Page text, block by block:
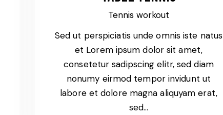
Tennis workout
Sed ut perspiciatis unde omnis iste natus
et Lorem ipsum dolor sit amet,
consetetur sadipscing elitr, sed diam
nonumy eirmod tempor invidunt ut
labore et dolore magna aliquyam erat,
sed…